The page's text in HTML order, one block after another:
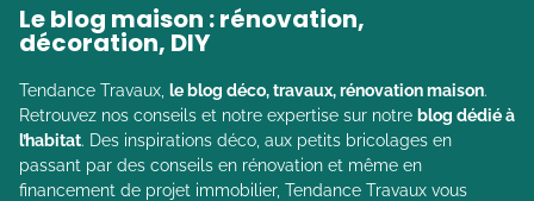
Le blog maison : rénovation,
décoration, DIY
Tendance Travaux, le blog déco, travaux, rénovation maison.
Retrouvez nos conseils et notre expertise sur notre blog dédié à
l’habitat. Des inspirations déco, aux petits bricolages en
passant par des conseils en rénovation et même en
financement de projet immobilier, Tendance Travaux vous